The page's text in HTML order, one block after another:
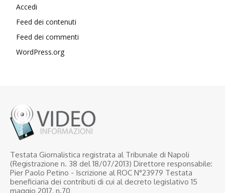
Accedi
Feed dei contenuti
Feed dei commenti
WordPress.org
Testata Giornalistica registrata al Tribunale di Napoli
(Registrazione n. 38 del 18/07/2013) Direttore responsabile:
Pier Paolo Petino - Iscrizione al ROC N°23979 Testata
beneficiaria dei contributi di cui al decreto legislativo 15
maggio 2017, n.70